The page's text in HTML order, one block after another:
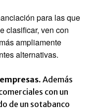
para las que
clasificar, ven con
ampliamente
alternativas.
Además
con un
de un sotabanco